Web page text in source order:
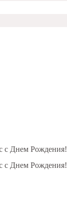
с Днем Рождения!
с Днем Рождения!